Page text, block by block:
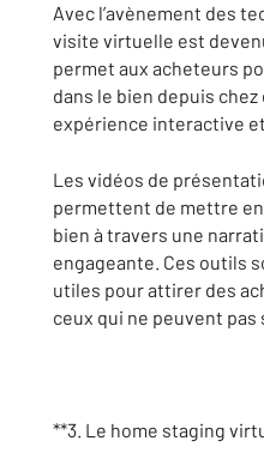
Avec l’avènement des
visite virtuelle est
permet aux acheteurs
dans le bien depuis
expérience interactive
Les vidéos de
permettent de mettre
bien à travers une
engageante. Ces outils
utiles pour attirer des
ceux qui ne peuvent
**3. Le home staging